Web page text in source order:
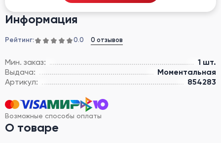
Информация
Рейтинг: 0.0 0 отзывов
Мин. заказ:
1 шт.
Выдача:
Моментальная
Артикул:
854283
Возможные способы оплаты
О товаре